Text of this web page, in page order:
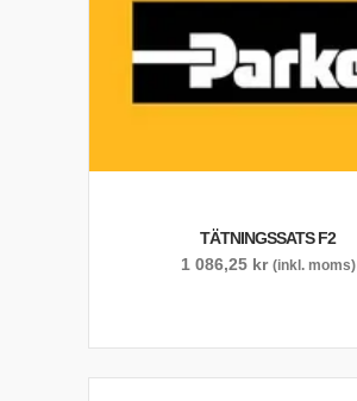
TÄTNINGSSATS F2
1 086,25 kr (inkl. moms)